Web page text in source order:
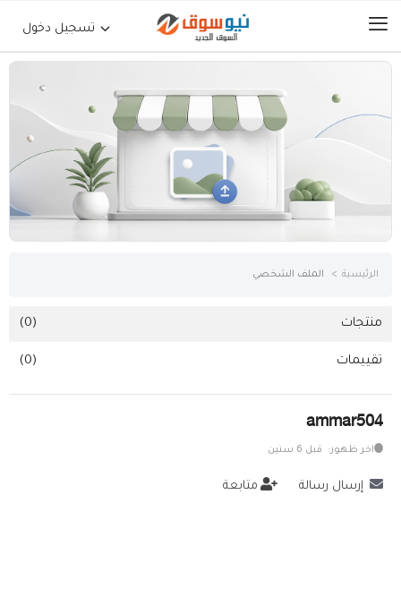
تسجيل دخول
الرئيسية
جوالات أجهزة لوحية
أثاث وديكورات
خدمات
الرئيسية الملف الشخصي
منتجات (0)
تقييمات (0)
ammar504
اخر ظهور: قبل 6 سنين
إرسال رسالة متابعة